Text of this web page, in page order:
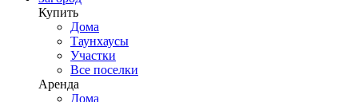
Купить
Дома
Таунхаусы
Участки
Все поселки
Аренда
Дома